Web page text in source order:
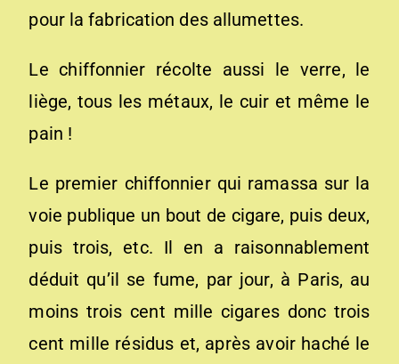
pour la fabrication des allumettes.
Le chiffonnier récolte aussi le verre, le
liège, tous les métaux, le cuir et même le
pain !
Le premier chiffonnier qui ramassa sur la
voie publique un bout de cigare, puis deux,
puis trois, etc. Il en a raisonnablement
déduit qu’il se fume, par jour, à Paris, au
moins trois cent mille cigares donc trois
cent mille résidus et, après avoir haché le